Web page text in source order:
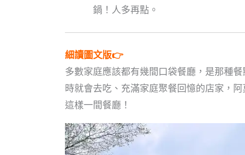
鍋！人多再點。
細讀圖文版👉
多數家庭應該都有幾間口袋餐廳，是那種
時就會去吃、充滿家庭聚餐回憶的店家，
這樣一間餐廳！